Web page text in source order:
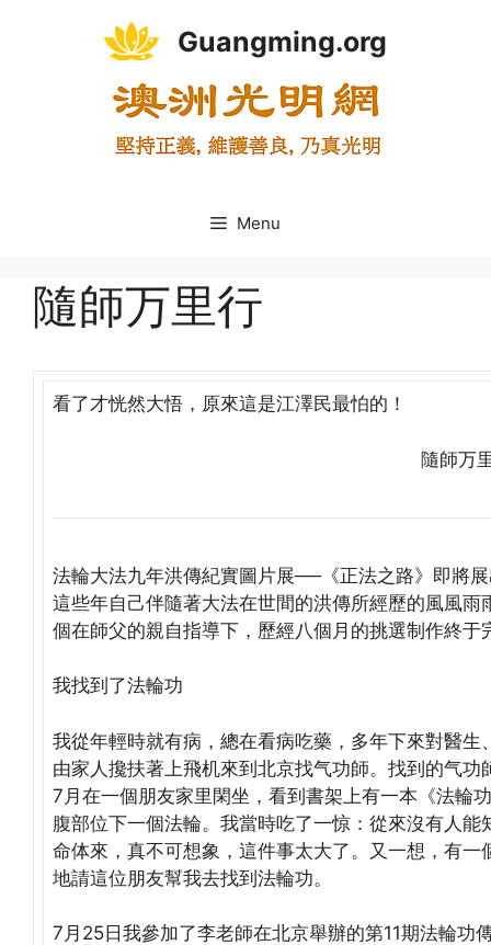
Guangming.org
Menu
隨師万里行
看了才恍然大悟，原來這是江澤民最怕的！
隨師万
法輪大法九年洪傳紀實圖片展──《正法之路》即將
這些年自己伴隨著大法在世間的洪傳所經歷的風風
個在師父的親自指導下，歷經八個月的挑選制作終于
我找到了法輪功
我從年輕時就有病，總在看病吃藥，多年下來對醫
由家人攙扶著上飛机來到北京找气功師。找到的气
7月在一個朋友家里閑坐，看到書架上有一本《法輪
腹部位下一個法輪。我當時吃了一惊：從來沒有人
命体來，真不可想象，這件事太大了。又一想，有
地請這位朋友幫我去找到法輪功。
7月25日我參加了李老師在北京舉辦的第11期法輪功